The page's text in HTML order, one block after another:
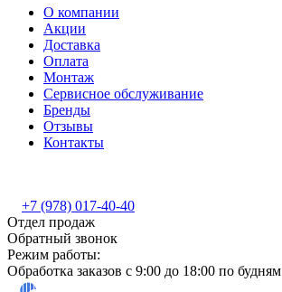
О компании
Акции
Доставка
Оплата
Монтаж
Сервисное обслуживание
Бренды
Отзывы
Контакты
+7 (978) 017-40-40
Отдел продаж
Обратный звонок
Режим работы:
Обработка заказов с 9:00 до 18:00 по будням